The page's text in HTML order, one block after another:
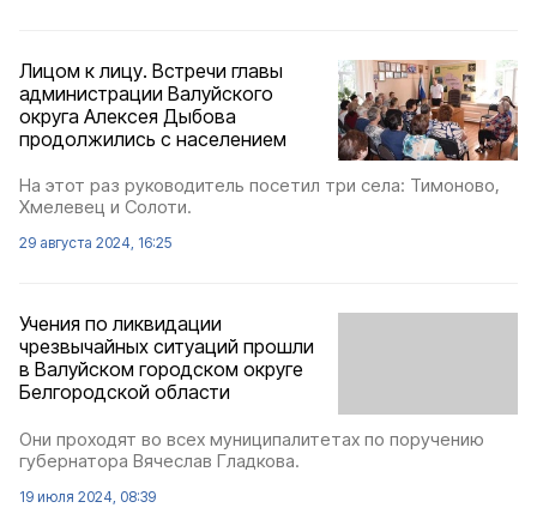
Лицом к лицу. Встречи главы
администрации Валуйского
округа Алексея Дыбова
продолжились с населением
На этот раз руководитель посетил три села: Тимоново,
Хмелевец и Солоти.
29 августа 2024, 16:25
Учения по ликвидации
чрезвычайных ситуаций прошли
в Валуйском городском округе
Белгородской области
Они проходят во всех муниципалитетах по поручению
губернатора Вячеслав Гладкова.
19 июля 2024, 08:39